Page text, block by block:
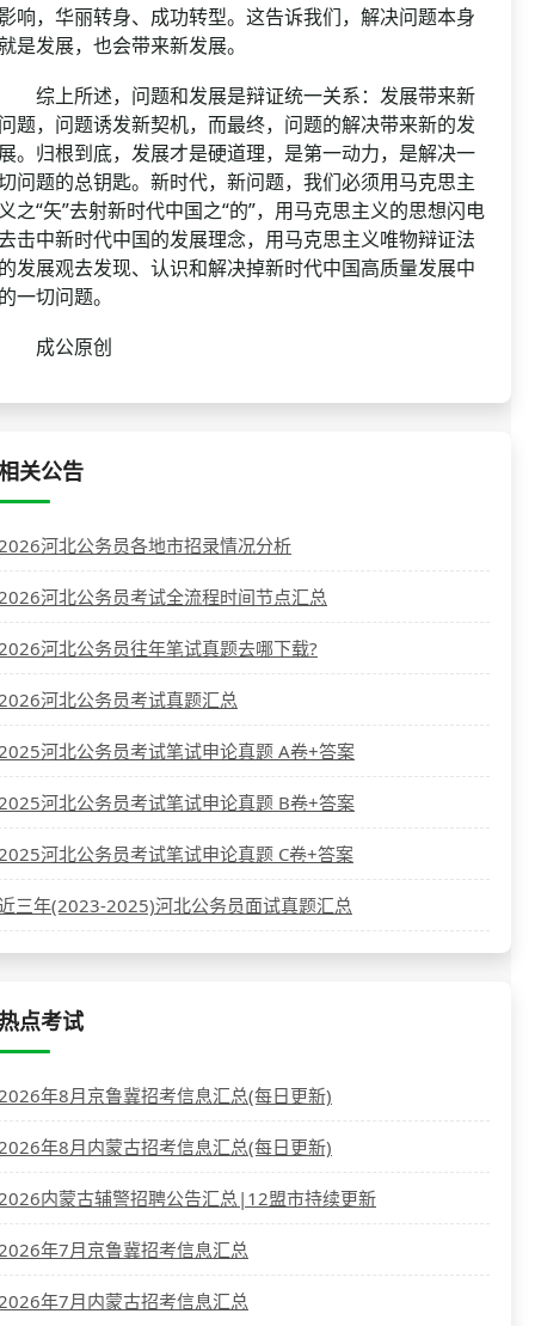
响，华丽转身、成功转型。这告诉我们，解决问题本身
是发展，也会带来新发展。
上所述，问题和发展是辩证统一关系：发展带来新
题，问题诱发新契机，而最终，问题的解决带来新的发
。归根到底，发展才是硬道理，是第一动力，是解决一
问题的总钥匙。新时代，新问题，我们必须用马克思主
之“矢”去射新时代中国之“的”，用马克思主义的思想闪电
击中新时代中国的发展理念，用马克思主义唯物辩证法
发展观去发现、认识和解决掉新时代中国高质量发展中
一切问题。
公原创
关公告
河北公务员各地市招录情况分析
河北公务员考试全流程时间节点汇总
河北公务员往年笔试真题去哪下载?
河北公务员考试真题汇总
河北公务员考试笔试申论真题 A卷+答案
河北公务员考试笔试申论真题 B卷+答案
河北公务员考试笔试申论真题 C卷+答案
三年(2023-2025)河北公务员面试真题汇总
点考试
年8月京鲁冀招考信息汇总(每日更新)
年8月内蒙古招考信息汇总(每日更新)
内蒙古辅警招聘公告汇总|12盟市持续更新
年7月京鲁冀招考信息汇总
年7月内蒙古招考信息汇总